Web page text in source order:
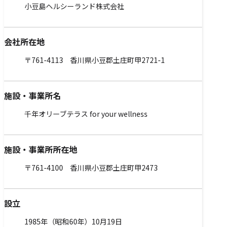
小豆島ヘルシーランド株式会社
会社所在地
〒761-4113 香川県小豆郡土庄町甲2721-1
施設・事業所名
千年オリーブテラス for your wellness
施設・事業所所在地
〒761-4100 香川県小豆郡土庄町甲2473
設立
1985年（昭和60年）10月19日